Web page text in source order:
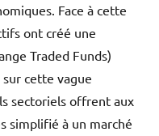
Face à cette
ont créé une
Traded Funds)
cette vague
sectoriels offrent aux
simplifié à un marché